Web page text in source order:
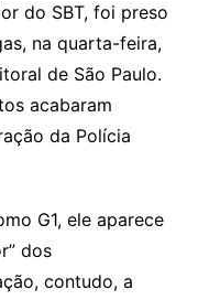
do SBT, foi preso
na quarta-feira,
de São Paulo.
acabaram
da Polícia
G1, ele aparece
dos
contudo, a